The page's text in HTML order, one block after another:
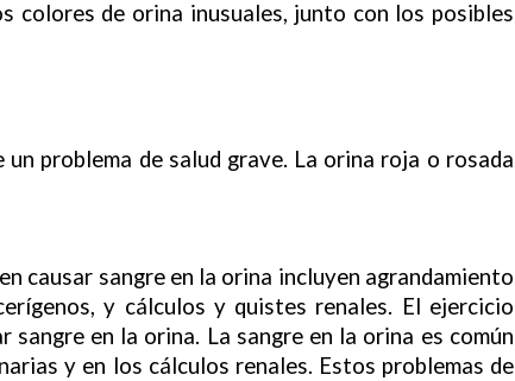
colores de orina inusuales, junto con los posibles
problema de salud grave. La orina roja o rosada
causar sangre en la orina incluyen agrandamiento
y cálculos y quistes renales. El ejercicio
en la orina. La sangre en la orina es común
y en los cálculos renales. Estos problemas de